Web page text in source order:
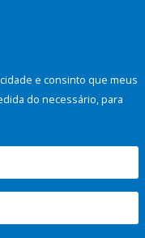
e consinto que meus
do necessário, para